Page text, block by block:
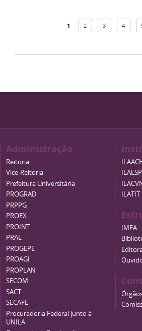
1 2 3 4
Administração
Reitoria
Vice-Reitoria
Prefeitura Universitária
PROGRAD
PRPPG
PROEX
PROINT
PRAE
PROGEPE
PROAGI
PROPLAN
SECOM
SACT
SECAFE
Procuradoria Federal junto à
UNILA
ILAESP
ILATIT
IMEA